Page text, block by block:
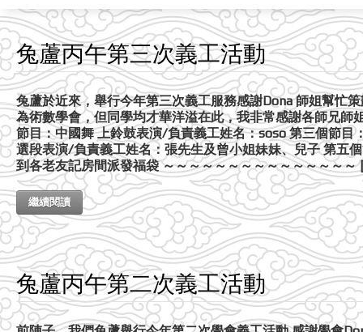
兔蘆丙午第三次義工活動
兔蘆於近來，舉行今年第三次義工服務感謝Dona 師姐幫忙
為術數學會，但同學均才華洋溢在此，我非常感謝各師兄
節目：中國舞 上鈴鼓表演/負責義工姓名：soso 第三個節
選段表演/負責義工姓名：張先生及曾小姐妹妹、兒子 第五
到各老友記房間派發福袋 ～～～～～～～～～～～～～～～
繼續閱讀
兔蘆丙午第二次義工活動